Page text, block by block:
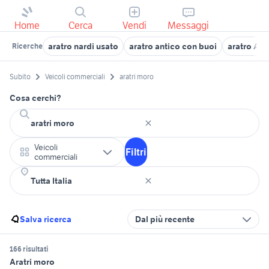
Home Cerca Vendi Messaggi
Ricerche aratro nardi usato aratro antico con buoi aratro
Subito Veicoli commerciali aratri moro
Cosa cerchi?
Veicoli
commerciali
Filtri
Salva ricerca Dal più recente
166 risultati
Aratri moro